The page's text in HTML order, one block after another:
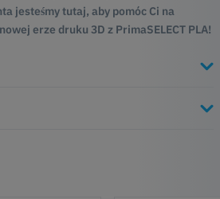
jesteśmy tutaj, aby pomóc Ci na
erze druku 3D z PrimaSELECT PLA!